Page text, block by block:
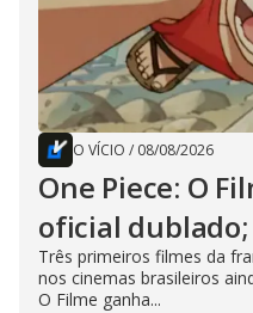
O VÍCIO / 08/08/2026
One Piece: O
oficial dublado;
Três primeiros filmes da
nos cinemas brasileiros
O Filme ganha...